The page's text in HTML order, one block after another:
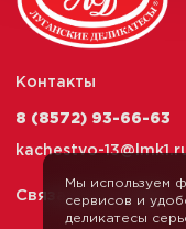
Мы используем
сервисов и
деликатесы
Контакты
8 (8572) 93-66-63
kachestvo-13@
Связаться с нами